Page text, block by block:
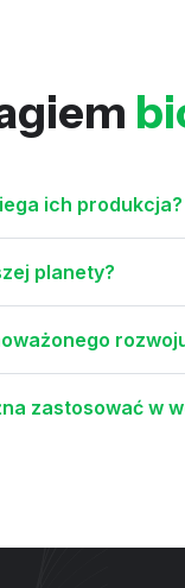
ich produkcja?
planety?
zastosować w